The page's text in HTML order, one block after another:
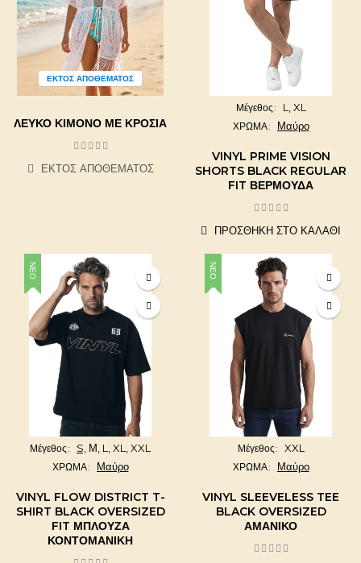
ΕΚΤΌΣ ΑΠΟΘΈΜΑΤΟΣ
ΛΕΥΚΌ ΚΙΜΟΝΌ ΜΕ ΚΡΌΣΙΑ
ΕΚΤΌΣ ΑΠΟΘΈΜΑΤΟΣ
Μέγεθος L, XL
ΧΡΩΜΑ Μαύρο
VINYL PRIME VISION
SHORTS BLACK REGULAR
FIT ΒΕΡΜΟΎΔΑ
ΠΡΟΣΘΉΚΗ ΣΤΟ ΚΑΛΆΘΙ
ΝΈΟ
Μέγεθος S, Μ, L, XL, XXL
ΧΡΩΜΑ Μαύρο
VINYL FLOW DISTRICT T-
SHIRT BLACK OVERSIZED
FIT ΜΠΛΟΎΖΑ
ΚΟΝΤΟΜΆΝΙΚΗ
ΝΈΟ
Μέγεθος XXL
ΧΡΩΜΑ Μαύρο
VINYL SLEEVELESS TEE
BLACK OVERSIZED
ΑΜΆΝΙΚΟ